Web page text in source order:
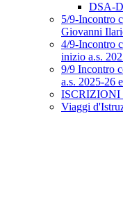
DSA-
5/9-Incontro
Giovanni
4/9-Incontro
inizio a.s.
9/9 Incontro
a.s. 2025-26
ISCRIZIONI
Viaggi